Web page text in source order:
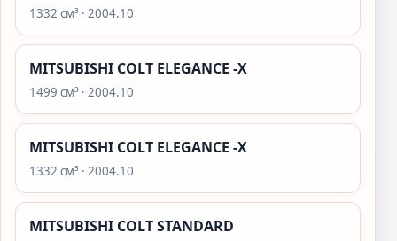
1332 см³ · 2004.10
MITSUBISHI COLT ELEGANCE -X
1499 см³ · 2004.10
MITSUBISHI COLT ELEGANCE -X
1332 см³ · 2004.10
MITSUBISHI COLT STANDARD